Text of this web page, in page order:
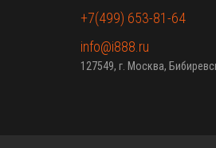
+7(499) 653-81-64
info@i888.ru
127549, г. Москва,